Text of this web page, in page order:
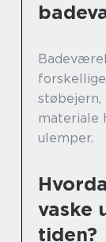
støbejern,
materiale
ulemper.
vaske
tiden?